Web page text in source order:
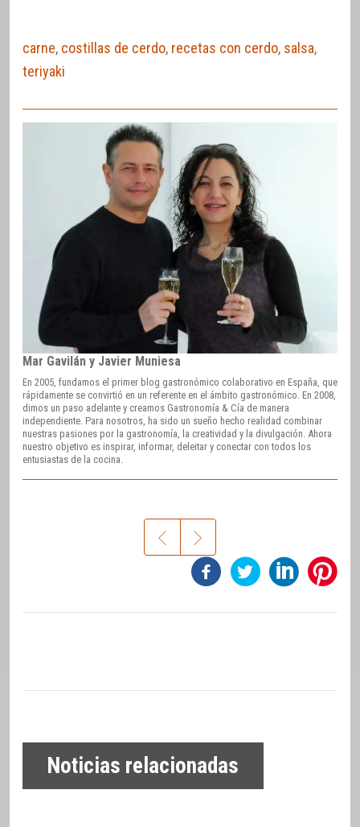
carne, costillas de cerdo, recetas con cerdo, salsa,
teriyaki
Mar Gavilán y Javier Muniesa
En 2005, fundamos el primer blog gastronómico colaborativo en España, que
rápidamente se convirtió en un referente en el ámbito gastronómico. En 2008,
dimos un paso adelante y creamos Gastronomía & Cía de manera
independiente. Para nosotros, ha sido un sueño hecho realidad combinar
nuestras pasiones por la gastronomía, la creatividad y la divulgación. Ahora
nuestro objetivo es inspirar, informar, deleitar y conectar con todos los
entusiastas de la cocina.
Noticias relacionadas